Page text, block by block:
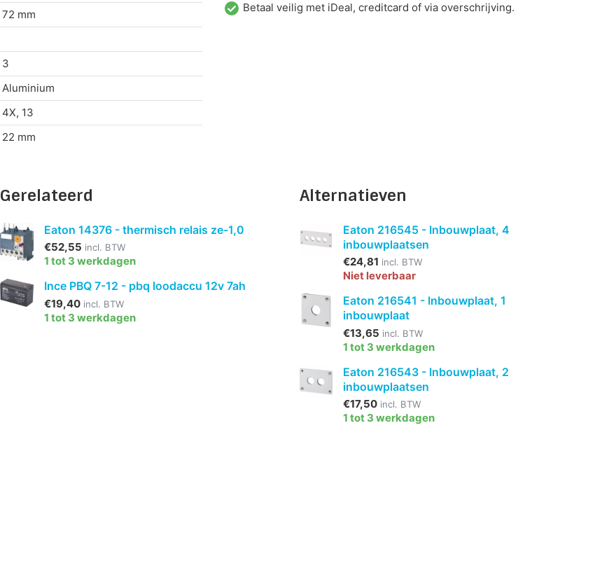
72 mm
3
Aluminium
4X, 13
22 mm
Betaal veilig met iDeal, creditcard of via overschrijving.
Gerelateerd
Eaton 14376 - thermisch relais ze-1,0
€52,55 incl. BTW
1 tot 3 werkdagen
Ince PBQ 7-12 - pbq loodaccu 12v 7ah
€19,40 incl. BTW
1 tot 3 werkdagen
Alternatieven
Eaton 216545 - Inbouwplaat, 4
inbouwplaatsen
€24,81 incl. BTW
Niet leverbaar
Eaton 216541 - Inbouwplaat, 1
inbouwplaat
€13,65 incl. BTW
1 tot 3 werkdagen
Eaton 216543 - Inbouwplaat, 2
inbouwplaatsen
€17,50 incl. BTW
1 tot 3 werkdagen